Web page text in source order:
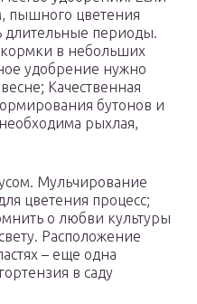
пышного цветения
длительные периоды.
в небольших
удобрение нужно
Качественная
бутонов и
рыхлая,
Мульчирование
цветения процесс;
о любви культуры
Расположение
– еще одна
в саду